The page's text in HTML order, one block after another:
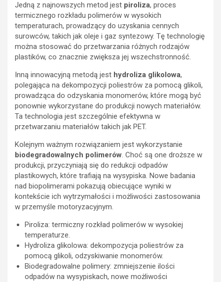
Jedną z najnowszych metod jest piroliza, proces
termicznego rozkładu polimerów w wysokich
temperaturach, prowadzący do uzyskania cennych
surowców, takich jak oleje i gaz syntezowy. Tę technologię
można stosować do przetwarzania różnych rodzajów
plastików, co znacznie zwiększa jej wszechstronność.
Inną innowacyjną metodą jest hydroliza glikolowa,
polegająca na dekompozycji poliestrów za pomocą glikoli,
prowadząca do odzyskania monomerów, które mogą być
ponownie wykorzystane do produkcji nowych materiałów.
Ta technologia jest szczególnie efektywna w
przetwarzaniu materiałów takich jak PET.
Kolejnym ważnym rozwiązaniem jest wykorzystanie
biodegradowalnych polimerów. Choć są one droższe w
produkcji, przyczyniają się do redukcji odpadów
plastikowych, które trafiają na wysypiska. Nowe badania
nad biopolimerami pokazują obiecujące wyniki w
kontekście ich wytrzymałości i możliwości zastosowania
w przemyśle motoryzacyjnym.
Piroliza: termiczny rozkład polimerów w wysokiej
temperaturze.
Hydroliza glikolowa: dekompozycja poliestrów za
pomocą glikoli, odzyskiwanie monomerów.
Biodegradowalne polimery: zmniejszenie ilości
odpadów na wysypiskach, nowe możliwości